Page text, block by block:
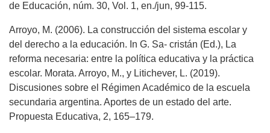
de Educación, núm. 30, Vol. 1, en./jun, 99-115.
Arroyo, M. (2006). La construcción del sistema escolar y
del derecho a la educación. In G. Sa- cristán (Ed.), La
reforma necesaria: entre la política educativa y la práctica
escolar. Morata. Arroyo, M., y Litichever, L. (2019).
Discusiones sobre el Régimen Académico de la escuela
secundaria argentina. Aportes de un estado del arte.
Propuesta Educativa, 2, 165–179.